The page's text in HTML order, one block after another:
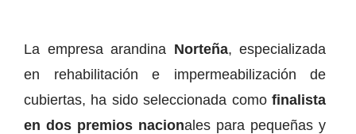
La empresa arandina Norteña, especializada
en rehabilitación e impermeabilización de
cubiertas, ha sido seleccionada comofinalista
en dos premios nacionales para pequeñas y